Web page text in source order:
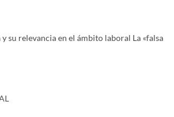
su relevancia en el ámbito laboral La «falsa